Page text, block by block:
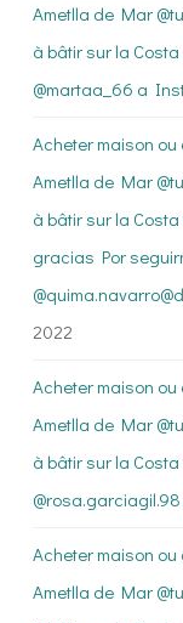
Ametlla de Mar
à bâtir sur la
@martaa_66 a
Acheter maison
Ametlla de Mar
à bâtir sur la
gracias Por
2022
Acheter maison
Ametlla de Mar
à bâtir sur la
Acheter maison
Ametlla de Mar